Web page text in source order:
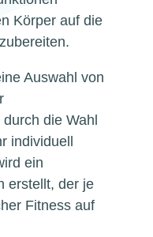
Körper auf die
Auswahl von
die Wahl
individuell
ein
erstellt, der je
Fitness auf